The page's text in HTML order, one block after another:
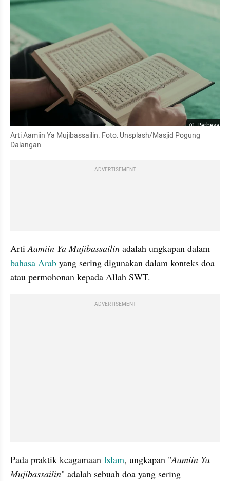
Perbesar
Arti Aamiin Ya Mujibassailin. Foto: Unsplash/Masjid Pogung
Dalangan
ADVERTISEMENT
Arti Aamiin Ya Mujibassailin
bahasa Arab yang sering digunakan dalam konteks doa
atau permohonan kepada Allah SWT.
ADVERTISEMENT
Pada praktik keagamaan Islam, ungkapan "Aamiin Ya
Mujibassailin" adalah sebuah doa yang sering